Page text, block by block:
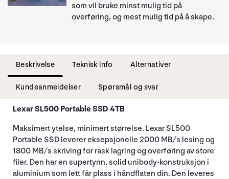
som vil bruke minst mulig tid på
overføring, og mest mulig tid på å skape.
Beskrivelse Teknisk info Alternativer
Kundeanmeldelser Spørsmål og svar
Lexar SL500 Portable SSD 4TB
Maksimert ytelse, minimert størrelse. Lexar SL500
Portable SSD leverer eksepsjonelle 2000 MB/s lesing og
1800 MB/s skriving for rask lagring og overføring av store
filer. Den har en supertynn, solid unibody-konstruksjon i
aluminium som lett får plass i håndflaten din. Den leveres